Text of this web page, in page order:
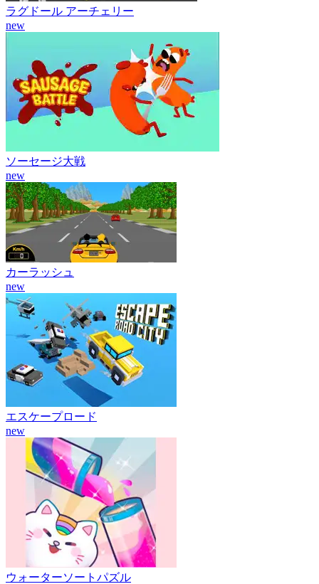
ラグドール アーチェリー
new
ソーセージ大戦
new
カーラッシュ
new
エスケープロード
new
ウォーターソートパズル